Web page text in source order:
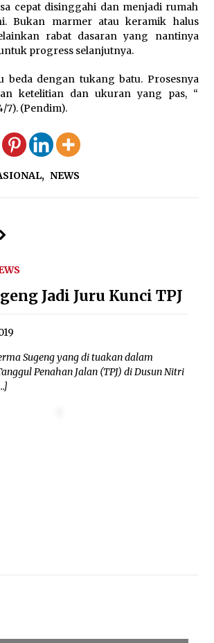
Kemenkum Malut Dorong
Perlindungan Hak Cipta Musik di Era
Digital, Sosialisasikan Pencatatan
Gratis dan Penguatan Royalti
6 Agustus 2026
Dikunjungi PWI, Wawan Fauzi: Peran
hingga Fatal
6 Agustus 2026
6 Agustus 2026
Listrik, Wapres Dorong Link and
5 Agustus 2026
cepat disinggahi dan menjadi rumah
Bukan marmer atau keramik halus
rabat dasaran yang nantinya
progress selanjutnya.
beda dengan tukang batu. Prosesnya
ketelitian dan ukuran yang pas, “
7). (Pendim).
, NEWS
Jadi Juru Kunci TPJ
Sugeng yang di tuakan dalam
Penahan Jalan (TPJ) di Dusun Nitri